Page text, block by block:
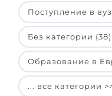
Поступление в
Без категории (38)
Образование в
... все категории